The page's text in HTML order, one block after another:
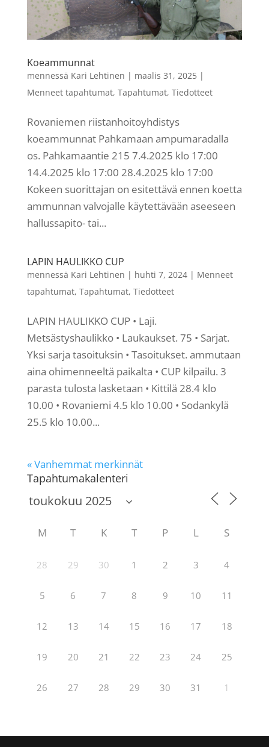
Koeammunnat
mennessä Kari Lehtinen | maalis 31, 2025|
Menneet tapahtumat, Tapahtumat, Tiedotteet
Rovaniemen riistanhoitoyhdistys
koeammunnat Pahkamaan ampumaradalla
os. Pahkamaantie 215 7.4.2025 klo 17:00
14.4.2025 klo 17:00 28.4.2025 klo 17:00
Kokeen suorittajan on esitettävä ennen koetta
ammunnan valvojalle käytettävään aseeseen
hallussapito- tai...
LAPIN HAULIKKO CUP
mennessä Kari Lehtinen | huhti 7, 2024| Menneet
tapahtumat, Tapahtumat, Tiedotteet
LAPIN HAULIKKO CUP • Laji.
Metsästyshaulikko • Laukaukset. 75 • Sarjat.
Yksi sarja tasoituksin • Tasoitukset. ammutaan
aina ohimenneeltä paikalta • CUP kilpailu. 3
parasta tulosta lasketaan • Kittilä 28.4 klo
10.00 • Rovaniemi 4.5 klo 10.00 • Sodankylä
25.5 klo 10.00...
« Vanhemmat merkinnät
Tapahtumakalenteri
M T K T P L S
28 29 30 1 2 3 4
5 6 7 8 9 10 11
12 13 14 15 16 17 18
19 20 21 22 23 24 25
26 27 28 29 30 31 1